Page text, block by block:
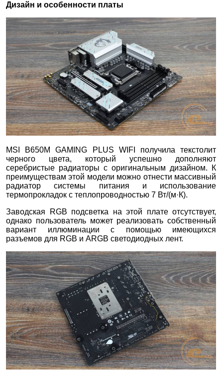
Дизайн и особенности платы
MSI B650M GAMING PLUS WIFI получила текстолит
черного цвета, который успешно дополняют
серебристые радиаторы с оригинальным дизайном. К
преимуществам этой модели можно отнести массивный
радиатор системы питания и использование
термопрокладок с теплопроводностью 7 Вт/(м·К).
Заводская RGB подсветка на этой плате отсутствует,
однако пользователь может реализовать собственный
вариант иллюминации с помощью имеющихся
разъемов для RGB и ARGB светодиодных лент.